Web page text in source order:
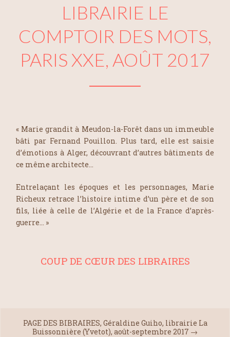
LIBRAIRIE LE
COMPTOIR DES MOTS,
PARIS XXE, AOÛT 2017
« Marie grandit à Meudon-la-Forêt dans un immeuble
bâti par Fernand Pouillon. Plus tard, elle est saisie
d’émotions à Alger, découvrant d’autres bâtiments de
ce même architecte…
Entrelaçant les époques et les personnages, Marie
Richeux retrace l’histoire intime d’un père et de son
fils, liée à celle de l’Algérie et de la France d’après-
guerre… »
COUP DE CŒUR DES LIBRAIRES
PAGE DES BIBRAIRES, Géraldine Guiho, librairie La
Buissonnière (Yvetot), août-septembre 2017 →